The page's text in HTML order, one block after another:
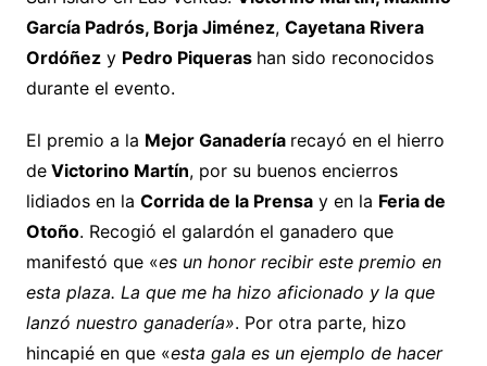
García Padrós, Borja Jiménez, Cayetana Rivera
Ordóñezy Pedro Piqueras han sido reconocidos
durante el evento.
El premio a la Mejor Ganadería recayó en el hierro
deVictorino Martín, por su buenos encierros
lidiados en la Corrida de la Prensay en la Feria de
Otoño. Recogió el galardón el ganadero que
manifestó que «es un honor recibir este premio en
esta plaza. La que me ha hizo aficionado y la que
lanzó nuestro ganadería». Por otra parte, hizo
hincapié en que «esta gala es un ejemplo de hacer